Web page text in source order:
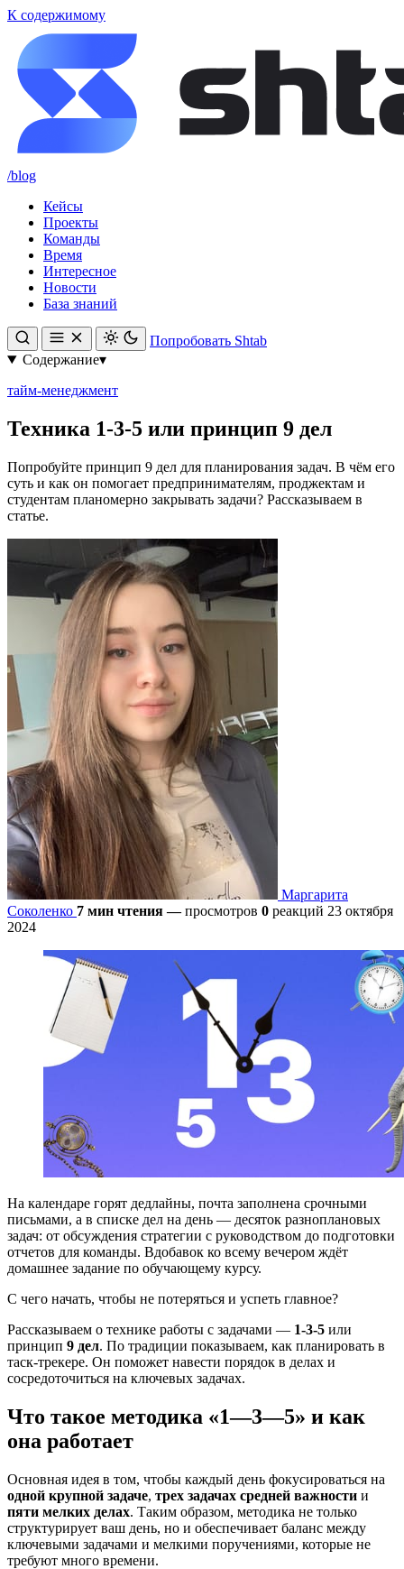
К содержимому
/blog
Кейсы
Проекты
Команды
Время
Интересное
Новости
База знаний
Попробовать Shtab
Содержание▾
тайм-менеджмент
Техника 1-3-5 или принцип 9 дел
Попробуйте принцип 9 дел для планирования задач. В чём его
суть и как он помогает предпринимателям, проджектам и
студентам планомерно закрывать задачи? Рассказываем в
статье.
Маргарита
Соколенко 7 мин чтения —просмотров 0 реакций 23 октября
2024
На календаре горят дедлайны, почта заполнена срочными
письмами, а в списке дел на день — десяток разноплановых
задач: от обсуждения стратегии с руководством до подготовки
отчетов для команды. Вдобавок ко всему вечером ждёт
домашнее задание по обучающему курсу.
С чего начать, чтобы не потеряться и успеть главное?
Рассказываем о технике работы с задачами — 1-3-5 или
принцип 9 дел. По традиции показываем, как планировать в
таск-трекере. Он поможет навести порядок в делах и
сосредоточиться на ключевых задачах.
Что такое методика «1—3—5» и как
она работает
Основная идея в том, чтобы каждый день фокусироваться на
одной крупной задаче, трех задачах средней важности и
пяти мелких делах. Таким образом, методика не только
структурирует ваш день, но и обеспечивает баланс между
ключевыми задачами и мелкими поручениями, которые не
требуют много времени.